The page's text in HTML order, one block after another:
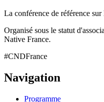
La conférence de référence
Organisé sous le statut
Native France.
#CNDFrance
Navigation
Programme